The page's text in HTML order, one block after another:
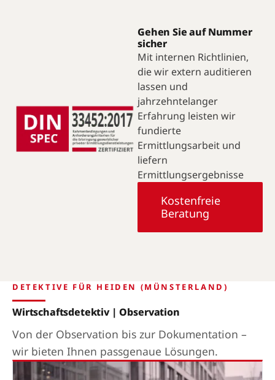
Gehen Sie auf Nummer
sicher
Mit internen Richtlinien,
die wir extern auditieren
lassen und
jahrzehntelanger
Erfahrung leisten wir
fundierte
Ermittlungsarbeit und
liefern
Ermittlungsergebnisse
Kostenfreie
Beratung
DETEKTIVE FÜR HEIDEN (MÜNSTERLAND)
Wirtschaftsdetektiv | Observation
Von der Observation bis zur Dokumentation –
wir bieten Ihnen passgenaue Lösungen.